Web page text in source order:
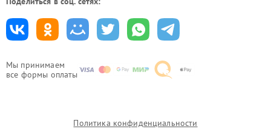
Мы принимаем
все формы оплаты
Политика конфиденциальности